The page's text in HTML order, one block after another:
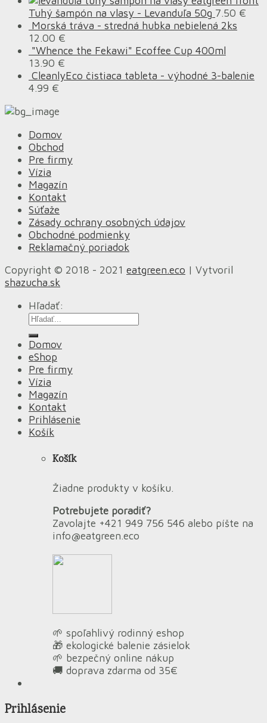
Tuhý šampón na vlasy - Levanduľa 50g 7.50 €
Morská tráva - stredná hubka nebielená 2ks
12.00 €
"Whence the Fekawi" Ecoffee Cup 400ml
13.90 €
CleanlyEco čistiaca tableta - výhodné 3-balenie
4.99 €
Domov
Obchod
Pre firmy
Vízia
Magazín
Kontakt
Súťaže
Zásady ochrany osobných údajov
Obchodné podmienky
Reklamačný poriadok
Copyright © 2018 - 2021 eatgreen.eco | Vytvoril
shazucha.sk
Hľadať:
Domov
eShop
Pre firmy
Vízia
Magazín
Kontakt
Prihlásenie
Košík
Košík
Žiadne produkty v košíku.
Potrebujete poradiť?
Zavolajte +421 949 756 546 alebo píšte na
info@eatgreen.eco
🌱 spoľahlivý rodinný eshop
🎁 ekologické balenie zásielok
🌱 bezpečný online nákup
🚚 doprava zdarma od 35€
Prihlásenie